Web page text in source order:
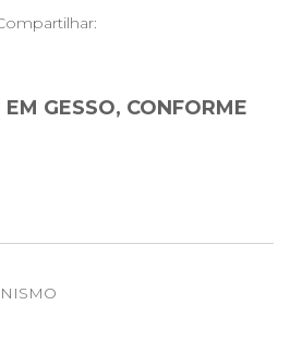
GESSO, CONFORME